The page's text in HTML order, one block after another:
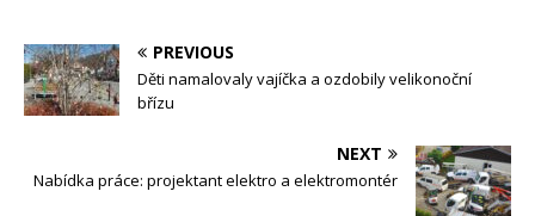
PREVIOUS
Děti namalovaly vajíčka a ozdobily velikonoční
břízu
NEXT
Nabídka práce: projektant elektro a elektromontér